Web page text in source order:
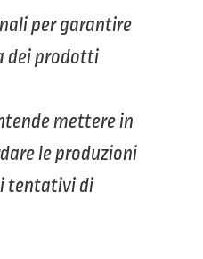
per garantire
dei prodotti
mettere in
le produzioni
tentativi di